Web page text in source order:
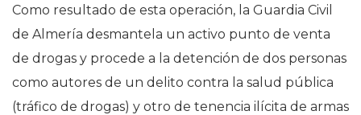
Como resultado de esta operación, la Guardia Civil
de Almería desmantela un activo punto de venta
de drogas y procede a la detención de dos personas
como autores de un delito contra la salud pública
(tráfico de drogas) y otro de tenencia ilícita de armas